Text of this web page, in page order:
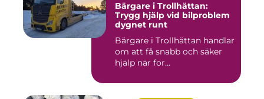
Bärgare i Trollhättan:
Trygg hjälp vid bilproblem
dygnet runt
Bärgare i Trollhättan handlar
om att få snabb och säker
hjälp när for...